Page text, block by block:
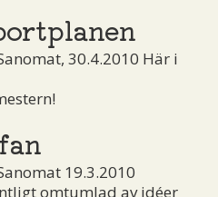
30.4.2010 Här i
19.3.2010
omtumlad av idéer